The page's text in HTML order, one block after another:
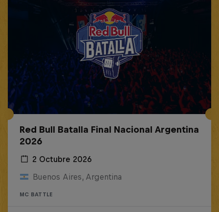
Red Bull Batalla Final Nacional Argentina
2026
2 Octubre 2026
Buenos Aires, Argentina
MC BATTLE